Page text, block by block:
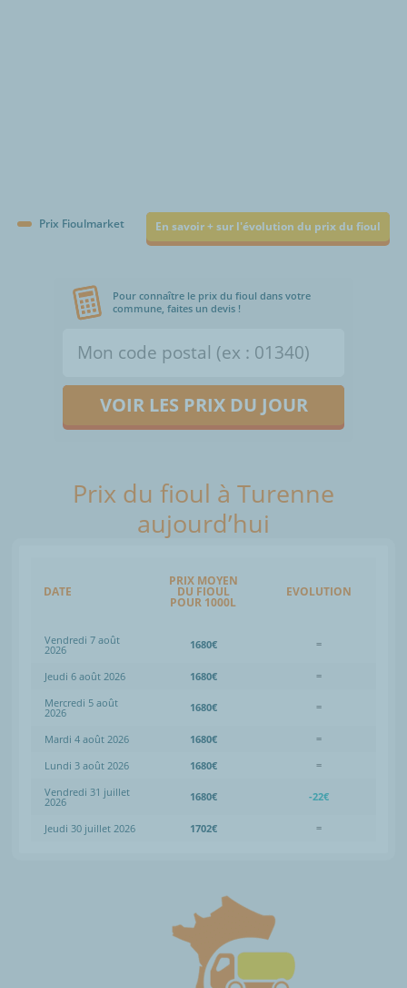
Prix Fioulmarket En savoir + sur l'évolution du prix du fioul
Pour connaître le prix du fioul dans votre
commune, faites un devis !
VOIR LES PRIX DU JOUR
Prix du fioul à Turenne
aujourd’hui
DATE
PRIX MOYEN
DU FIOUL
POUR 1000L
EVOLUTION
Vendredi 7 août
2026 1680€ =
Jeudi 6 août 2026 1680€
=
Mercredi 5 août
2026 1680€ =
Mardi 4 août 2026 1680€
=
Lundi 3 août 2026
1680€
=
Vendredi 31 juillet
2026 1680€ -22€
Jeudi 30 juillet 2026 1702€ =